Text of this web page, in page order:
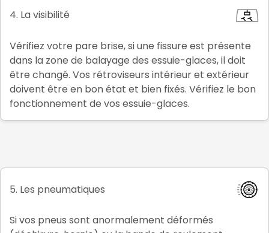
4. La visibilité
Vérifiez votre pare brise, si une fissure est présente
dans la zone de balayage des essuie-glaces, il doit
être changé. Vos rétroviseurs intérieur et extérieur
doivent être en bon état et bien fixés. Vérifiez le bon
fonctionnement de vos essuie-glaces.
5. Les pneumatiques
Si vos pneus sont anormalement déformés